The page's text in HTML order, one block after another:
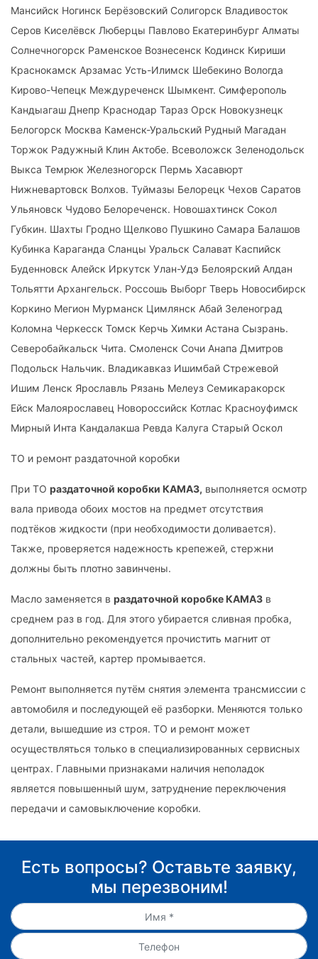
Мансийск Ногинск Берёзовский Солигорск Владивосток
Серов Киселёвск Люберцы Павлово Екатеринбург Алматы
Солнечногорск Раменское Вознесенск Кодинск Кириши
Краснокамск Арзамас Усть-Илимск Шебекино Вологда
Кирово-Чепецк Междуреченск Шымкент. Симферополь
Кандыагаш Днепр Краснодар Тараз Орск Новокузнецк
Белогорск Москва Каменск-Уральский Рудный Магадан
Торжок Радужный Клин Актобе. Всеволожск Зеленодольск
Выкса Темрюк Железногорск Пермь Хасавюрт
Нижневартовск Волхов. Туймазы Белорецк Чехов Саратов
Ульяновск Чудово Белореченск. Новошахтинск Сокол
Губкин. Шахты Гродно Щелково Пушкино Самара Балашов
Кубинка Караганда Сланцы Уральск Салават Каспийск
Буденновск Алейск Иркутск Улан-Удэ Белоярский Алдан
Тольятти Архангельск. Россошь Выборг Тверь Новосибирск
Коркино Мегион Мурманск Цимлянск Абай Зеленоград
Коломна Черкесск Томск Керчь Химки Астана Сызрань.
Северобайкальск Чита. Смоленск Сочи Анапа Дмитров
Подольск Нальчик. Владикавказ Ишимбай Стрежевой
Ишим Ленск Ярославль Рязань Мелеуз Семикаракорск
Ейск Малоярославец Новороссийск Котлас Красноуфимск
Мирный Инта Кандалакша Ревда Калуга Старый Оскол
ТО и ремонт раздаточной коробки
При ТО раздаточной коробки КАМАЗ, выполняется осмотр
вала привода обоих мостов на предмет отсутствия
подтёков жидкости (при необходимости доливается).
Также, проверяется надежность крепежей, стержни
должны быть плотно завинчены.
Масло заменяется в раздаточной коробке КАМАЗ в
среднем раз в год. Для этого убирается сливная пробка,
дополнительно рекомендуется прочистить магнит от
стальных частей, картер промывается.
Ремонт выполняется путём снятия элемента трансмиссии с
автомобиля и последующей её разборки. Меняются только
детали, вышедшие из строя. ТО и ремонт может
осуществляться только в специализированных сервисных
центрах. Главными признаками наличия неполадок
является повышенный шум, затруднение переключения
передачи и самовыключение коробки.
Есть вопросы? Оставьте заявку,
мы перезвоним!